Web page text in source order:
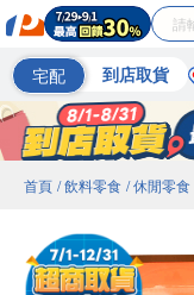
宅配 到店取貨
首頁 / 飲料零食 / 休閒零食